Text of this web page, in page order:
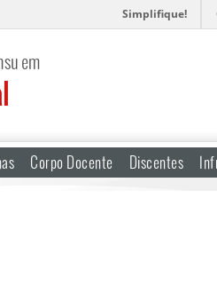
Simplifique!
em
Corpo Docente Discentes